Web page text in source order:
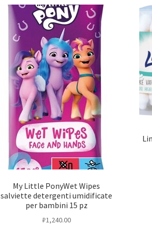
My Little PonyWet Wipes
salviette detergenti umidificate
per bambini 15 pz
₽1,240.00